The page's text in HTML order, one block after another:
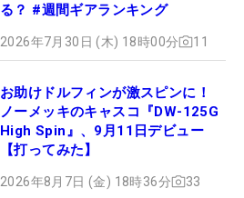
る？ #週間ギアランキング
2026年7月30日 (木) 18時00分 11
お助けドルフィンが激スピンに！
ノーメッキのキャスコ『DW-125G
High Spin』、9月11日デビュー
【打ってみた】
2026年8月7日 (金) 18時36分 33